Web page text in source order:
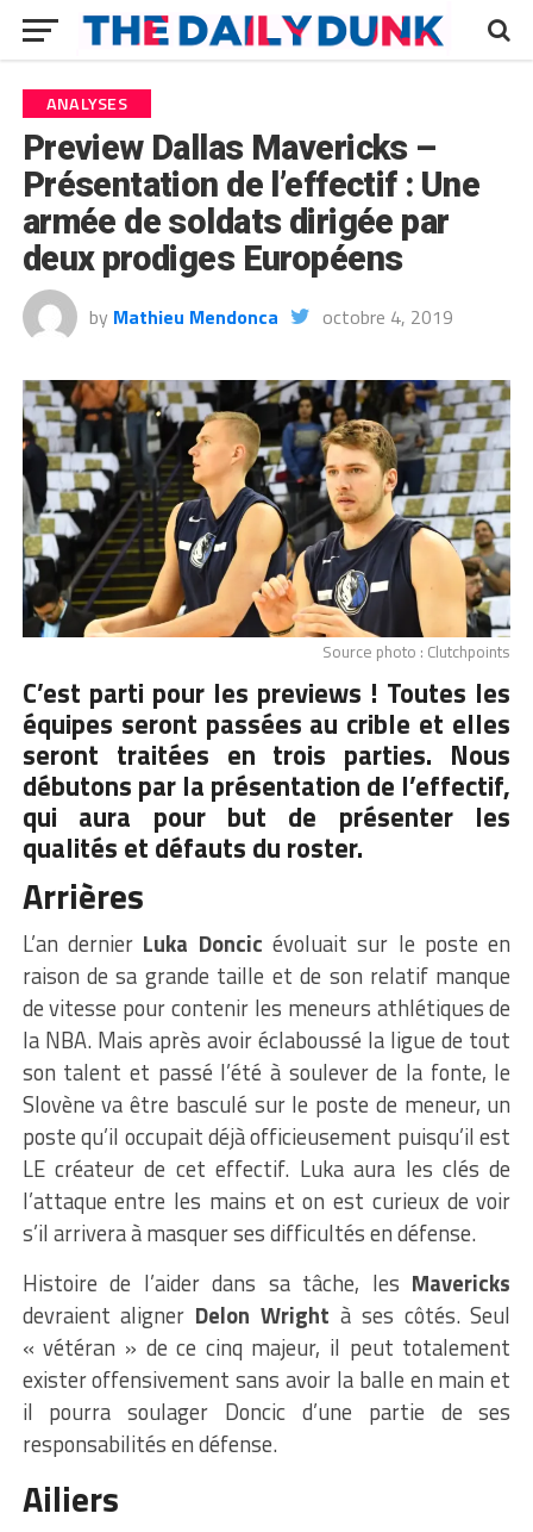
ANALYSES
Preview Dallas Mavericks –
Présentation de l’effectif : Une
armée de soldats dirigée par
deux prodiges Européens
by Mathieu Mendonca octobre 4, 2019
Source photo : Clutchpoints
C’est parti pour les previews ! Toutes les
équipes seront passées au crible et elles
seront traitées en trois parties. Nous
débutons par la présentation de l’effectif,
qui aura pour but de présenter les
qualités et défauts du roster.
Arrières
L’an dernier Luka Doncic évoluait sur le poste en
raison de sa grande taille et de son relatif manque
de vitesse pour contenir les meneurs athlétiques de
la NBA. Mais après avoir éclaboussé la ligue de tout
son talent et passé l’été à soulever de la fonte, le
Slovène va être basculé sur le poste de meneur, un
poste qu’il occupait déjà officieusement puisqu’il est
LE créateur de cet effectif. Luka aura les clés de
l’attaque entre les mains et on est curieux de voir
s’il arrivera à masquer ses difficultés en défense.
Histoire de l’aider dans sa tâche, les Mavericks
devraient aligner Delon Wright à ses côtés. Seul
« vétéran » de ce cinq majeur, il peut totalement
exister offensivement sans avoir la balle en main et
il pourra soulager Doncic d’une partie de ses
responsabilités en défense.
Ailiers